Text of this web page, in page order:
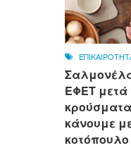
ΕΦΕΤ
κάνουμε
κοτόπουλο